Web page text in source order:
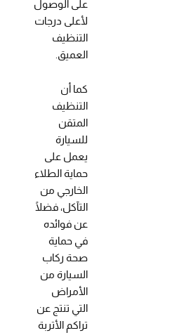
على الوصول
لأعلى درجات
التنظيف
العميق.
كما أن
التنظيف
المتقن
للسيارة
يعمل على
حماية الطلاء
الخارجي من
التآكل، فضلًا
عن فوائده
في حماية
صحة ركاب
السيارة من
الأمراض
التي تنتج عن
تراكم الأتربة